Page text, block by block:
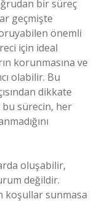
bir süreç
geçmişte
önemli
için ideal
korunmasına ve
olabilir. Bu
dikkate
bu sürecin, her
oluşabilir,
değildir.
koşullar sunmasa